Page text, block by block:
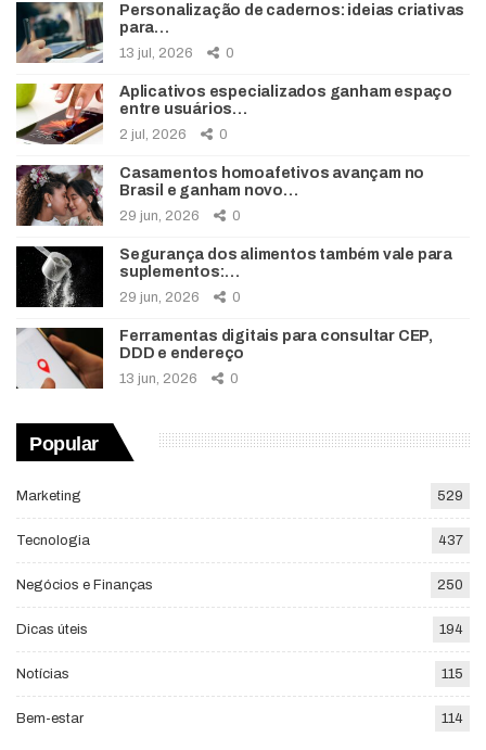
Personalização de cadernos: ideias criativas
para…
13 jul, 2026 0
Aplicativos especializados ganham espaço
entre usuários…
2 jul, 2026 0
Casamentos homoafetivos avançam no
Brasil e ganham novo…
29 jun, 2026 0
Segurança dos alimentos também vale para
suplementos:…
29 jun, 2026 0
Ferramentas digitais para consultar CEP,
DDD e endereço
13 jun, 2026 0
Popular
Marketing 529
Tecnologia 437
Negócios e Finanças 250
Dicas úteis 194
Notícias 115
Bem-estar 114